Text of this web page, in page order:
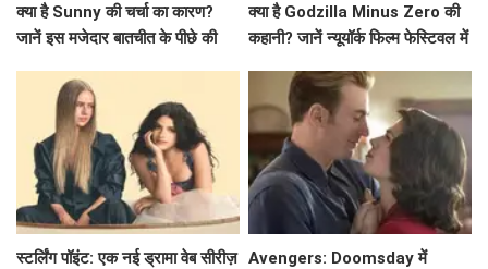
क्या है Sunny की चर्चा का कारण?
जानें इस मजेदार बातचीत के पीछे की
क्या है Godzilla Minus Zero की
कहानी? जानें न्यूयॉर्क फिल्म फेस्टिवल में
स्टर्लिंग पॉइंट: एक नई ड्रामा वेब सीरीज़ Avengers: Doomsday में